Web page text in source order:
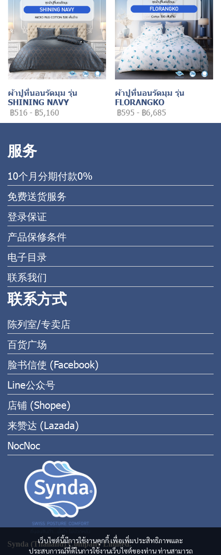
ผ้าปูที่นอนรัดมุม รุ่น
SHINING NAVY
฿516 - ฿5,160
ผ้าปูที่นอนรัดมุม รุ่น
FLORANGKO
฿595 - ฿6,685
เว็บไซต์นี้มีการใช้งานคุกกี้ เพื่อเพิ่มประสิทธิภาพและ
ประสบการณ์ที่ดีในการใช้งานเว็บไซต์ของท่าน ท่านสามารถ
服务
10个月分期付款0%
免费送货服务
登录保证
产品保修条件
电子目录
联系我们
联系方式
陈列室/专卖店
百货广场
脸书信使 (Facebook)
Line公众号
店铺 (Shopee)
来赞达 (Lazada)
NocNoc
Synda (Thailand) Company Limited.